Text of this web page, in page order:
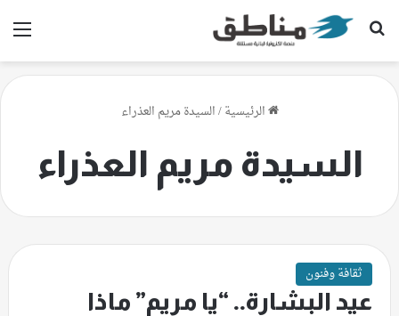
بحث عن
الرئيسية/السيدة مريم العذراء
السيدة مريم العذراء
ثقافة وفنون
عيد البشارة.. “يا مريم” ماذا